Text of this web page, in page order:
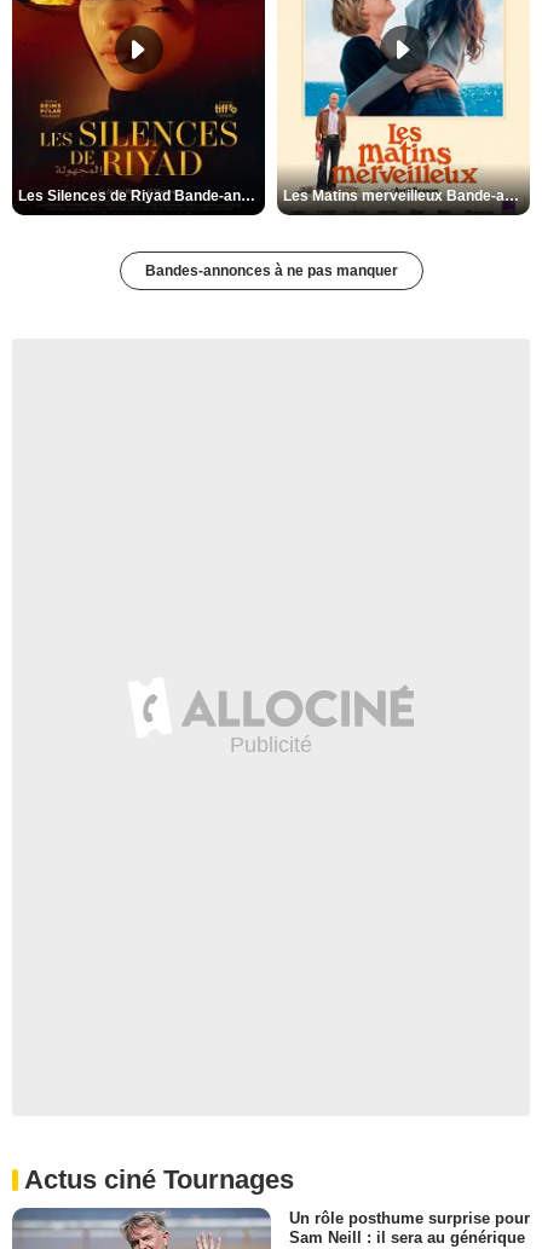
Les Silences de Riyad Bande-annonce VO STFR Les Matins merveilleux Bande-annonce VF
Bandes-annonces à ne pas manquer
Actus ciné Tournages
Un rôle posthume surprise pour
Sam Neill : il sera au générique